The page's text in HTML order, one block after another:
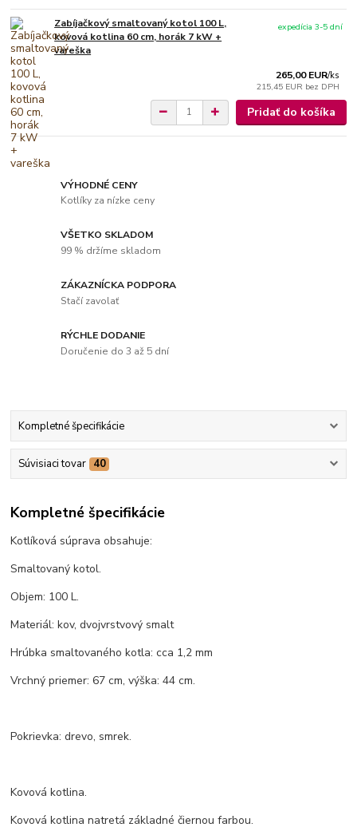
Zabíjačkový smaltovaný kotol 100 L,
kovová kotlina 60 cm, horák 7 kW +
vareška
265,00 EUR/ks
215,45 EUR bez DPH
expedícia 3-5 dní
Pridať do košíka
VÝHODNÉ CENY
Kotlíky za nízke ceny
VŠETKO SKLADOM
99 % držíme skladom
ZÁKAZNÍCKA PODPORA
Stačí zavolať
RÝCHLE DODANIE
Doručenie do 3 až 5 dní
Kompletné špecifikácie
Súvisiaci tovar 40
Kompletné špecifikácie
Kotlíková súprava obsahuje:
Smaltovaný kotol.
Objem: 100 L.
Materiál: kov, dvojvrstvový smalt
Hrúbka smaltovaného kotla: cca 1,2 mm
Vrchný priemer: 67 cm, výška: 44 cm.
Pokrievka: drevo, smrek.
Kovová kotlina.
Kovová kotlina natretá základné čiernou farbou.